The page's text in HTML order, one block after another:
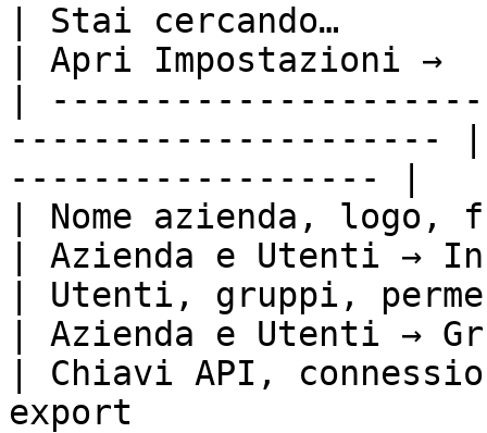
| Stai cercando…
| Apri
|
---------------------
------------------ |
| Nome azienda,
| Azienda e Utenti →
| Utenti, gruppi,
| Azienda e Utenti →
| Chiavi API,
export                 |